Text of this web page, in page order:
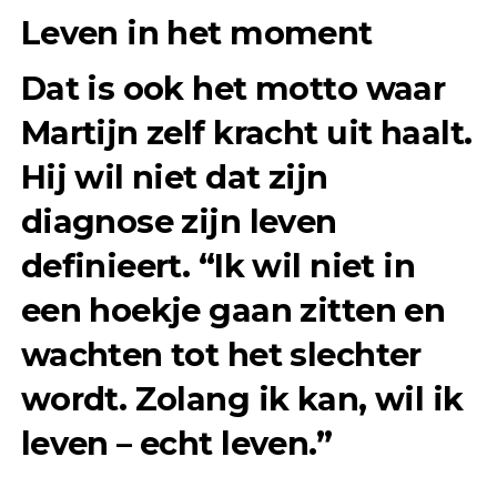
Leven in het moment
Dat is ook het motto waar
Martijn zelf kracht uit haalt.
Hij wil niet dat zijn
diagnose zijn leven
definieert. “Ik wil niet in
een hoekje gaan zitten en
wachten tot het slechter
wordt. Zolang ik kan, wil ik
leven – echt leven.”